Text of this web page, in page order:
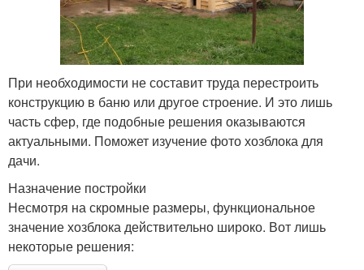
При необходимости не составит труда перестроить
конструкцию в баню или другое строение. И это лишь
часть сфер, где подобные решения оказываются
актуальными. Поможет изучение фото хозблока для
дачи.
Назначение постройки
Несмотря на скромные размеры, функциональное
значение хозблока действительно широко. Вот лишь
некоторые решения: